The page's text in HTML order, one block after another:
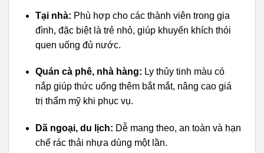
Tại nhà: Phù hợp cho các thành viên trong gia
đình, đặc biệt là trẻ nhỏ, giúp khuyến khích thói
quen uống đủ nước.
Quán cà phê, nhà hàng: Ly thủy tinh màu có
nắp giúp thức uống thêm bắt mắt, nâng cao giá
trị thẩm mỹ khi phục vụ.
Dã ngoại, du lịch: Dễ mang theo, an toàn và hạn
chế rác thải nhựa dùng một lần.